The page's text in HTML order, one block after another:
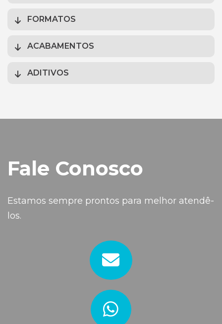
FORMATOS
ACABAMENTOS
ADITIVOS
Fale Conosco
Estamos sempre prontos para melhor atendê-
los.